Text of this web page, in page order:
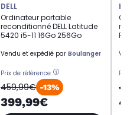
DELL
Ordinateur portable
reconditionné DELL Latitude
5420 i5-11 16Go 256Go
Vendu et expédié par Boulanger
Prix de référence
459,99€ -13%
399,99€
HP